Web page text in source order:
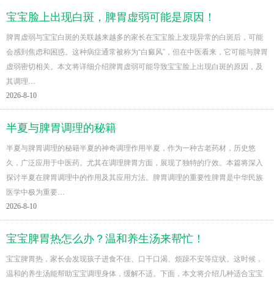
宝宝脸上出现白斑，脾胃虚弱可能是原因！
脾胃虚弱与宝宝白斑的关联越来越多的家长在宝宝脸上发现异常的白斑后，可能
会感到焦虑和困惑。这种病症通常被称为“白癜风”，但在中医看来，它可能与脾胃
虚弱密切相关。本文将详细介绍脾胃虚弱可能导致宝宝脸上出现白斑的原因，及
其调理…
2026-8-10
半夏与脾胃调理的秘籍
半夏与脾胃调理的秘籍半夏的神奇调理作用半夏，作为一种古老药材，历史悠
久，广泛应用于中医药。尤其在调理脾胃方面，展现了独特的疗效。本篇将深入
探讨半夏在脾胃调理中的作用及其应用方法。脾胃调理的重要性脾胃是中华民族
医学中极为重要…
2026-8-10
宝宝脾胃热怎么办？温和养生汤来帮忙！
宝宝脾胃热，家长会发现孩子进食不佳、口干口渴、烦躁不安等症状。这时候，
温和的养生汤能帮助宝宝调理身体，缓解不适。下面，本文将介绍几种适合宝宝